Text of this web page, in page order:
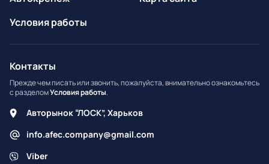
Условия работы
Контакты
Прежде чем писать или звонить, пожалуйста, внимательно ознакомьтесь
с разделомУсловия работы.
Авторынок “ЛОСК”, Харьков
info.afec.company@gmail.com
Viber